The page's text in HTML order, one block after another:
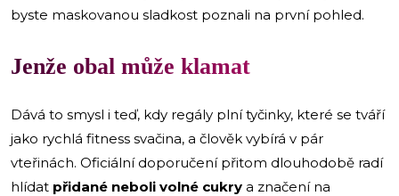
byste maskovanou sladkost poznali na první pohled.
Jenže obal může klamat
Dává to smysl i teď, kdy regály plní tyčinky, které se tváří
jako rychlá fitness svačina, a člověk vybírá v pár
vteřinách. Oficiální doporučení přitom dlouhodobě radí
hlídat přidané neboli volné cukry a značení na